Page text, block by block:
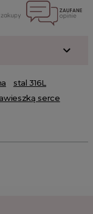
stal 316L
serce